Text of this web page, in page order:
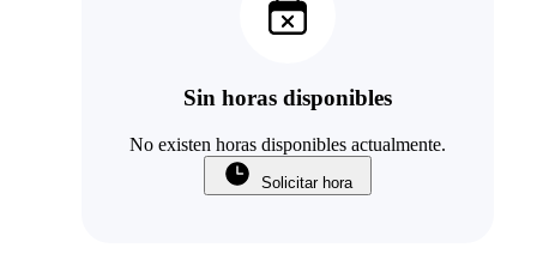
Sin horas disponibles
No existen horas disponibles actualmente.
Solicitar hora